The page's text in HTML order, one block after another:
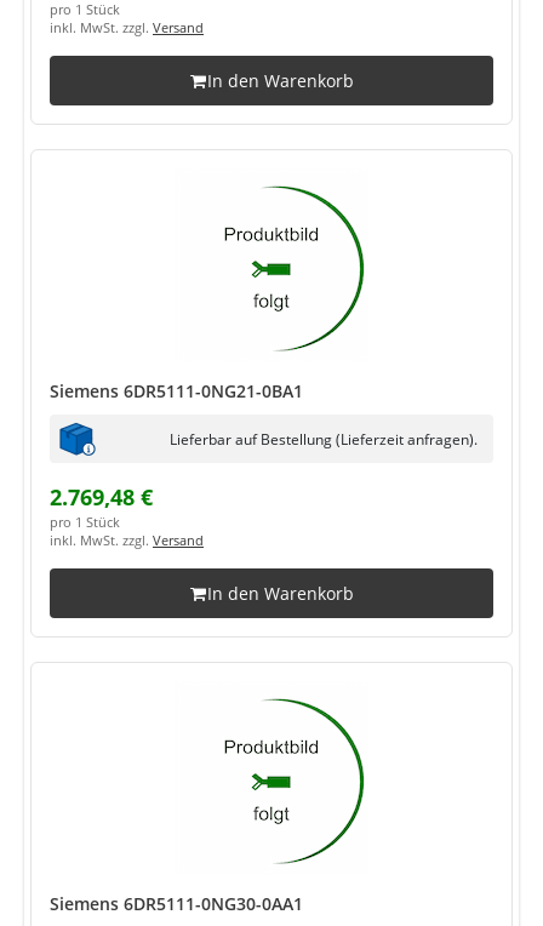
pro 1 Stück
inkl. MwSt. zzgl. Versand
In den Warenkorb
Siemens 6DR5111-0NG21-0BA1
Lieferbar auf Bestellung (Lieferzeit anfragen).
2.769,48 €
pro 1 Stück
inkl. MwSt. zzgl. Versand
In den Warenkorb
Siemens 6DR5111-0NG30-0AA1